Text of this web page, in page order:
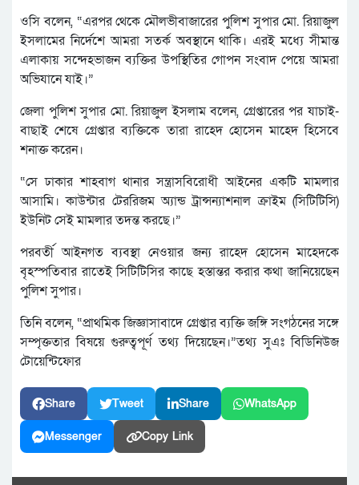
ওসি বলেন, “এরপর থেকে মৌলভীবাজারের পুলিশ সুপার মো. রিয়াজুল
ইসলামের নির্দেশে আমরা সতর্ক অবস্থানে থাকি। এরই মধ্যে সীমান্ত
এলাকায় সন্দেহভাজন ব্যক্তির উপস্থিতির গোপন সংবাদ পেয়ে আমরা
অভিযানে যাই।”
জেলা পুলিশ সুপার মো. রিয়াজুল ইসলাম বলেন, গ্রেপ্তারের পর যাচাই-
বাছাই শেষে গ্রেপ্তার ব্যক্তিকে তারা রাহেদ হোসেন মাহেদ হিসেবে
শনাক্ত করেন।
“সে ঢাকার শাহবাগ থানার সন্ত্রাসবিরোধী আইনের একটি মামলার
আসামি। কাউন্টার টেররিজম অ্যান্ড ট্রান্সন্যাশনাল ক্রাইম (সিটিটিসি)
ইউনিট সেই মামলার তদন্ত করছে।”
পরবর্তী আইনগত ব্যবস্থা নেওয়ার জন্য রাহেদ হোসেন মাহেদকে
বৃহস্পতিবার রাতেই সিটিটিসির কাছে হস্তান্তর করার কথা জানিয়েছেন
পুলিশ সুপার।
তিনি বলেন, “প্রাথমিক জিজ্ঞাসাবাদে গ্রেপ্তার ব্যক্তি জঙ্গি সংগঠনের সঙ্গে
সম্পৃক্ততার বিষয়ে গুরুত্বপূর্ণ তথ্য দিয়েছেন।”তথ্য সুএঃ বিডিনিউজ
টোয়েন্টিফোর
Share Tweet Share WhatsApp
Messenger Copy Link